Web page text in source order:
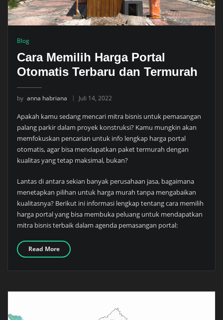
Blog
Cara Memilih Harga Portal
Otomatis Terbaru dan Termurah
by anna habriana Juli 14, 2022
Apakah kamu sedang mencari mitra bisnis untuk pemasangan
palang parkir dalam proyek konstruksi? Kamu mungkin akan
memfokuskan pencarian untuk info lengkap harga portal
otomatis, agar bisa mendapatkan paket termurah dengan
kualitas yang tetap maksimal, bukan?
Lantas di antara sekian banyak perusahaan jasa, bagaimana
menetapkan pilihan untuk harga murah tanpa mengabaikan
kualitasnya? Berikut ini informasi lengkap tentang cara memilih
harga portal yang bisa membuka peluang untuk mendapatkan
mitra bisnis terbaik dalam agenda pemasangan portal:
Read More